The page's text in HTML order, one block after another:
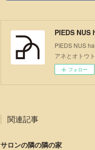
PIEDS NUS
PIEDS NUS
アネとオトウ
フォロー
関連記事
サロンの隣の隣の家